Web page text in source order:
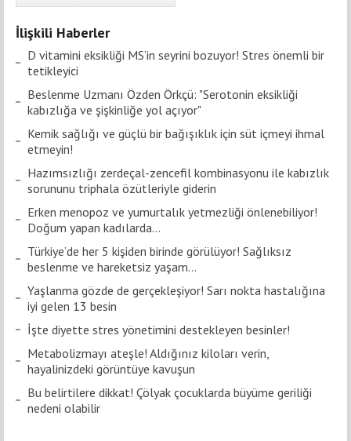
İlişkili Haberler
D vitamini eksikliği MS’in seyrini bozuyor! Stres önemli bir
tetikleyici
Beslenme Uzmanı Özden Örkçü: "Serotonin eksikliği
kabızlığa ve şişkinliğe yol açıyor"
Kemik sağlığı ve güçlü bir bağışıklık için süt içmeyi ihmal
etmeyin!
Hazımsızlığı zerdeçal-zencefil kombinasyonu ile kabızlık
sorununu triphala özütleriyle giderin
Erken menopoz ve yumurtalık yetmezliği önlenebiliyor!
Doğum yapan kadılarda...
Türkiye’de her 5 kişiden birinde görülüyor! Sağlıksız
beslenme ve hareketsiz yaşam...
Yaşlanma gözde de gerçekleşiyor! Sarı nokta hastalığına
iyi gelen 13 besin
İşte diyette stres yönetimini destekleyen besinler!
Metabolizmayı ateşle! Aldığınız kiloları verin,
hayalinizdeki görüntüye kavuşun
Bu belirtilere dikkat! Çölyak çocuklarda büyüme geriliği
nedeni olabilir